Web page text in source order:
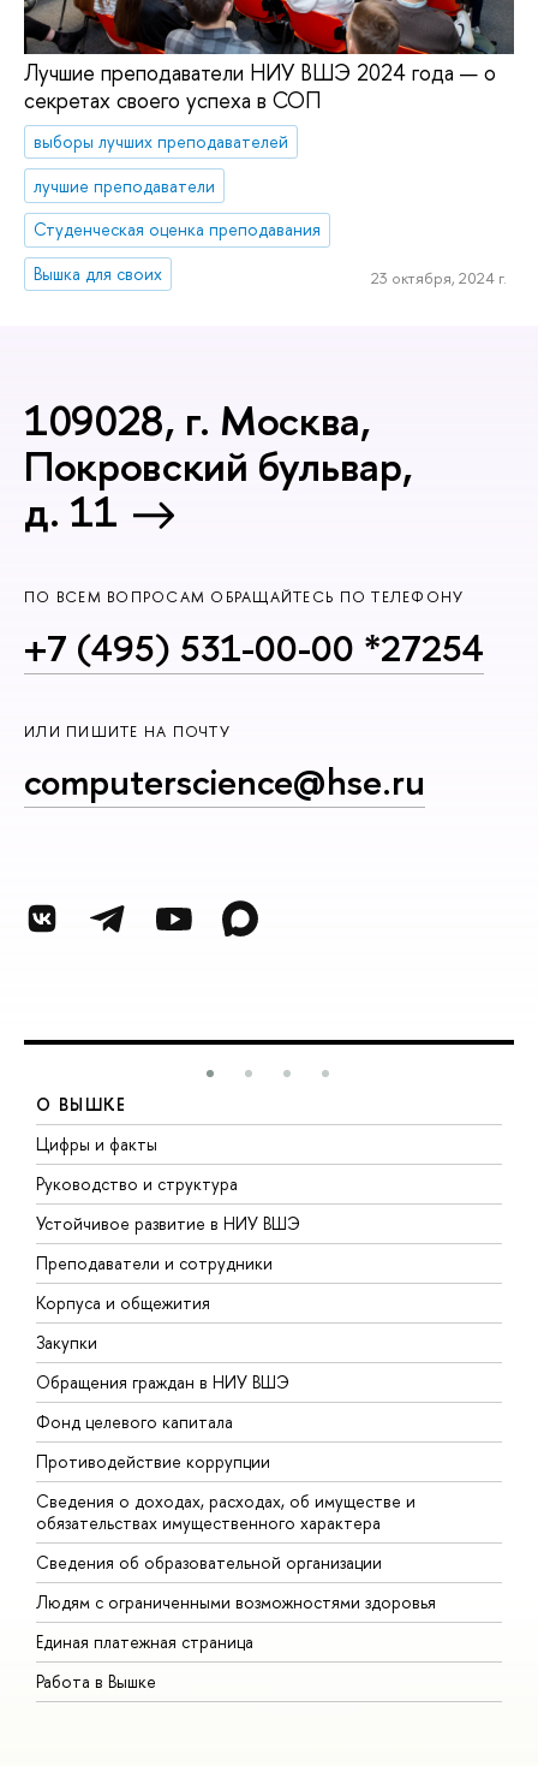
Лучшие преподаватели НИУ ВШЭ 2024 года — о
секретах своего успеха в СОП
выборы лучших преподавателей
лучшие преподаватели
Студенческая оценка преподавания
Вышка для своих
23 октября, 2024 г.
109028, г. Москва,
Покровский бульвар,
д. 11
ПО ВСЕМ ВОПРОСАМ ОБРАЩАЙТЕСЬ ПО ТЕЛЕФОНУ
+7 (495) 531-00-00 *27254
ИЛИ ПИШИТЕ НА ПОЧТУ
computerscience@hse.ru
О ВЫШКЕ
Цифры и факты
Руководство и структура
Устойчивое развитие в НИУ ВШЭ
Преподаватели и сотрудники
Корпуса и общежития
Закупки
Обращения граждан в НИУ ВШЭ
Фонд целевого капитала
Противодействие коррупции
Сведения о доходах, расходах, об имуществе и
обязательствах имущественного характера
Сведения об образовательной организации
Людям с ограниченными возможностями здоровья
Единая платежная страница
Работа в Вышке